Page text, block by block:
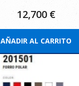
12,700 €
AÑADIR AL CARRITO